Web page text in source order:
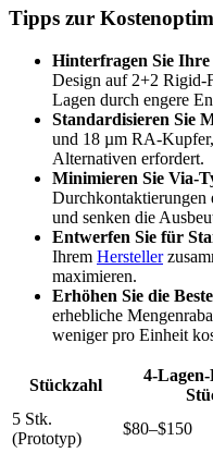
Tipps zur
Hinterfragen Sie Ihre
Design auf 2+2 Rigid-
Lagen durch engere
Standardisieren Sie
und 18 µm RA-
Alternativen erfordert.
Minimieren Sie Via-
und senken die
Entwerfen Sie für
Ihrem Hersteller
maximieren.
Erhöhen Sie die
erhebliche
weniger pro Einheit
Stückzahl
4-
5 Stk.
(Prototyp)
$80–$150